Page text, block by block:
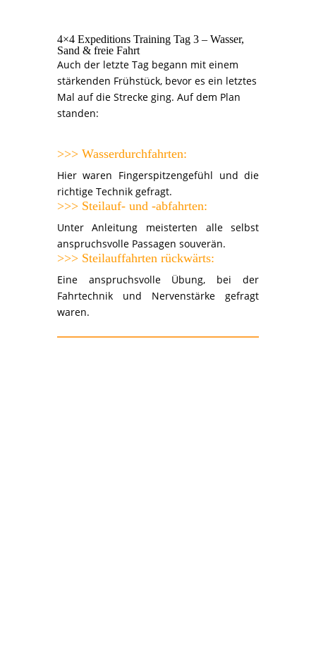
4×4 Expeditions Training Tag 3 – Wasser,
Sand & freie Fahrt
Auch der letzte Tag begann mit einem
stärkenden Frühstück, bevor es ein letztes
Mal auf die Strecke ging. Auf dem Plan
standen:
>>> Wasserdurchfahrten:
Hier waren Fingerspitzengefühl und die
richtige Technik gefragt.
>>> Steilauf- und -abfahrten:
Unter Anleitung meisterten alle selbst
anspruchsvolle Passagen souverän.
>>> Steilauffahrten rückwärts:
Eine anspruchsvolle Übung, bei der
Fahrtechnik und Nervenstärke gefragt
waren.